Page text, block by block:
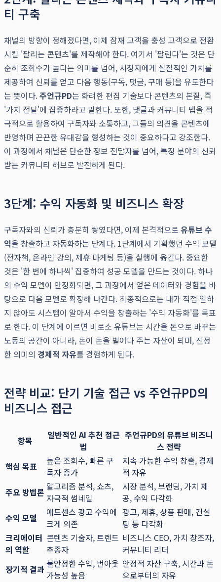
티 구축
채널의 방향이 정해졌다면, 이제 잠재 고객을 충성 고객으로 전환
시킬 '팔리는 콘텐츠'를 제작해야 한다. 여기서 '팔린다'는 것은 단
순히 조회수가 높다는 의미를 넘어, 시청자에게 실질적인 가치를
제공하여 신뢰를 얻고 다음 행동(구독, 댓글, 구매 등)을 유도한다
는 뜻이다.주언규PD는 화려한 편집 기술보다 콘텐츠의 본질, 즉
'가치 전달'에 집중하라고 말한다. 또한, 댓글과 커뮤니티 탭을 적
극적으로 활용하여 구독자와 소통하고, 그들의 의견을 콘텐츠에
반영하며 끈끈한 유대감을 형성하는 것이 중요하다고 강조한다.
이 과정에서 채널은 단순한 정보 전달자를 넘어, 특정 분야의 신뢰
받는 커뮤니티 허브로 발전하게 된다.
3단계: 수익 자동화 및 비즈니스 확장
구독자와의 신뢰가 충분히 쌓였다면, 이제 본격적으로 유튜브 수
익을 창출하고 자동화하는 단계다. 1단계에서 기획했던 수익 모델
(전자책, 온라인 강의, 제휴 마케팅 등)을 실행에 옮긴다. 중요한
것은 '한 번에 하나씩' 집중하여 성공 모델을 만드는 것이다. 하나
의 수익 모델이 안정화되면, 그 과정에서 얻은 데이터와 경험을 바
탕으로 다음 모델로 확장해 나간다. 최종적으로는 내가 직접 일하
지 않아도 시스템이 알아서 수익을 창출하는 '수익 자동화'를 목표
로 한다. 이 단계에 이르면 비로소 유튜브는 시간을 돈으로 바꾸는
노동의 공간이 아니라, 돈이 돈을 벌어다 주는 자산이 되며, 진정
한 의미의 경제적 자유를 경험하게 된다.
전략 비교: 단기 기술 접근 vs 주언규PD의
비즈니스 접근
항목
일반적인 AI 추천 접근
법
주언규PD의 유튜브 비즈니
스 전략
핵심 목표
높은 조회수, 빠른 구
독자 증가
지속 가능한 수익 창출, 경제
적 자유
주요 방법론 알고리즘 분석, 쇼츠,
자극적 썸네일
시장 분석, 브랜딩, 가치 제
공, 수익 다각화
수익 모델
애드센스 광고 수익에
크게 의존
광고, 제휴, 상품 판매, 컨설
팅 등 다각화
크리에이터
의 역할
콘텐츠 기술자, 트렌드
추종자
비즈니스 CEO, 가치 창조자,
커뮤니티 리더
장기적 결과 불안정한 수입, 번아웃
가능성 높음
안정적 자산 구축, 시간과 돈
으로부터의 자유